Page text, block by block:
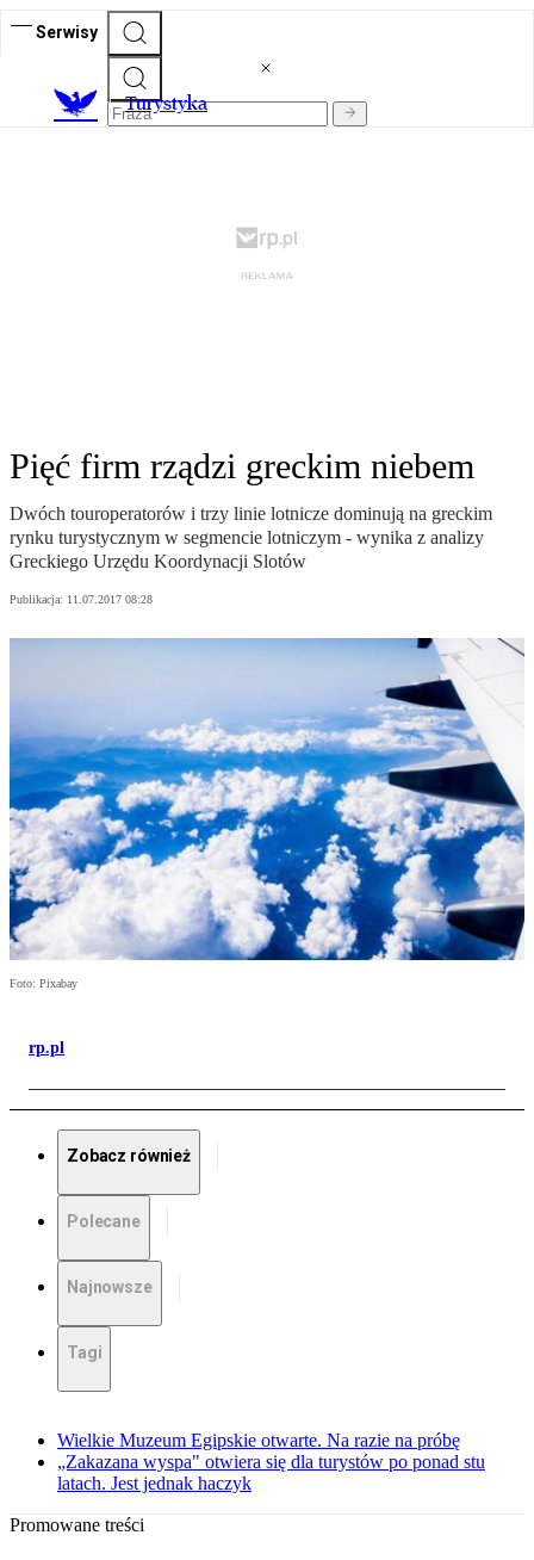
Serwisy
Turystyka
Pięć firm rządzi greckim niebem
Dwóch touroperatorów i trzy linie lotnicze dominują na greckim
rynku turystycznym w segmencie lotniczym - wynika z analizy
Greckiego Urzędu Koordynacji Slotów
Publikacja: 11.07.2017 08:28
Foto: Pixabay
rp.pl
Zobacz również
Polecane
Najnowsze
Tagi
Wielkie Muzeum Egipskie otwarte. Na razie na próbę
„Zakazana wyspa" otwiera się dla turystów po ponad stu
latach. Jest jednak haczyk
Promowane treści